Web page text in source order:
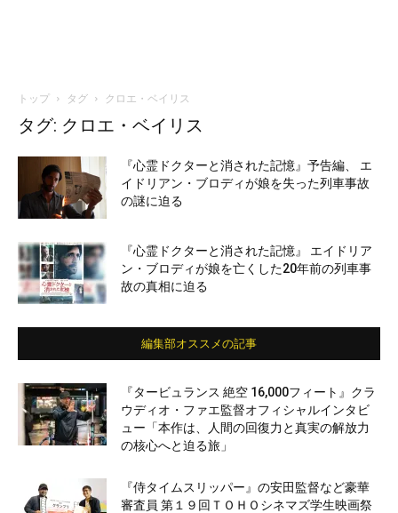
トップ タグ クロエ・ベイリス
タグ: クロエ・ベイリス
『心霊ドクターと消された記憶』予告編、 エ
イドリアン・ブロディが娘を失った列車事故
の謎に迫る
『心霊ドクターと消された記憶』 エイドリア
ン・ブロディが娘を亡くした20年前の列車事
故の真相に迫る
編集部オススメの記事
『タービュランス 絶空 16,000フィート』クラ
ウディオ・ファエ監督オフィシャルインタビ
ュー「本作は、人間の回復力と真実の解放力
の核心へと迫る旅」
『侍タイムスリッパー』の安田監督など豪華
審査員 第１９回ＴＯＨＯシネマズ学生映画祭